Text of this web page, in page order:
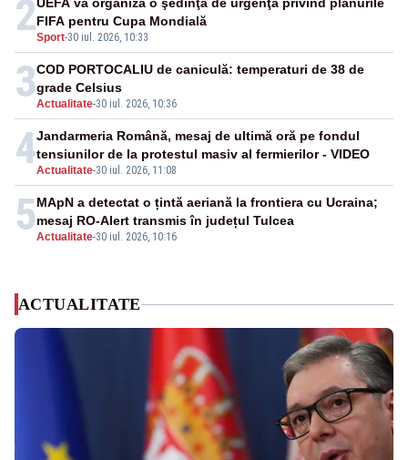
2Sport-30 iul. 2026, 10:33
FIFA pentru Cupa Mondială
3Actualitate-30 iul. 2026, 10:36
COD PORTOCALIU de caniculă: temperaturi de 38 de
grade Celsius
4Actualitate-30 iul. 2026, 11:08
Jandarmeria Română, mesaj de ultimă oră pe fondul
tensiunilor de la protestul masiv al fermierilor - VIDEO
5Actualitate-30 iul. 2026, 10:16
MApN a detectat o țintă aeriană la frontiera cu Ucraina;
mesaj RO-Alert transmis în județul Tulcea
ACTUALITATE